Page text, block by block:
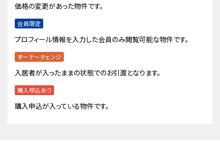
価格の変更があった物件です。
会員限定
プロフィール情報を入力した会員のみ閲覧可能な物件です。
オーナーチェンジ
入居者が入ったままの状態でのお引渡となります。
購入申込あり
購入申込が入っている物件です。